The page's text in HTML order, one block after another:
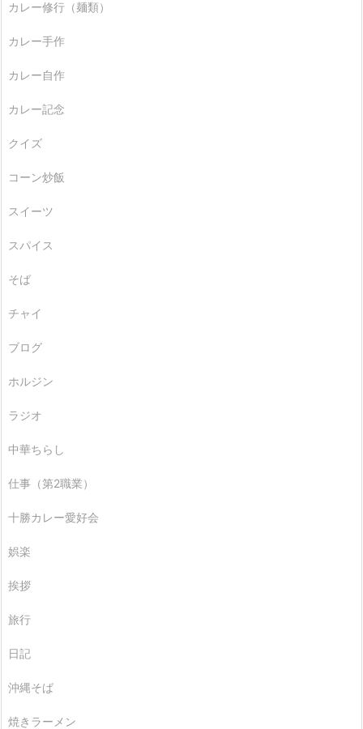
カレー修行（麺類）
カレー手作
カレー自作
カレー記念
クイズ
コーン炒飯
スイーツ
スパイス
そば
チャイ
ブログ
ホルジン
ラジオ
中華ちらし
仕事（第2職業）
十勝カレー愛好会
娯楽
挨拶
旅行
日記
沖縄そば
焼きラーメン